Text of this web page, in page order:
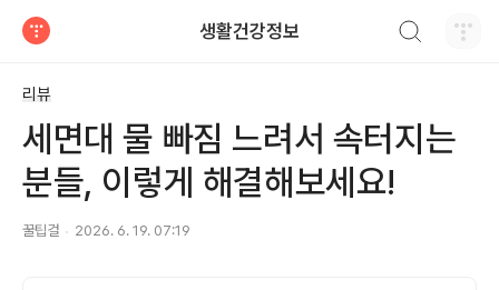
생활건강정보
리뷰
세면대 물 빠짐 느려서 속터지는
분들, 이렇게 해결해보세요!
꿀팁걸 2026. 6. 19. 07:19